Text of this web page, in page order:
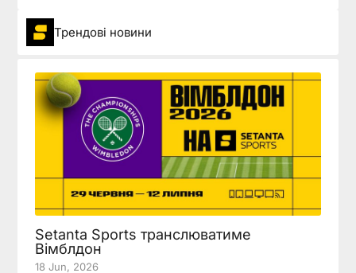
Трендові новини
Setanta Sports транслюватиме
Вімблдон
18 Jun, 2026